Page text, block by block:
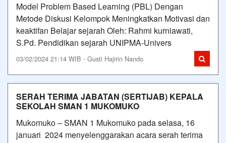
Model Problem Based Learning (PBL) Dengan
Metode Diskusi Kelompok Meningkatkan Motivasi dan
keaktifan Belajar sejarah Oleh: Rahmi kurniawati,
S.Pd. Pendidikan sejarah UNIPMA-Univers
03/02/2024 21:14 WIB - Gusti Hajirin Nando
SERAH TERIMA JABATAN (SERTIJAB) KEPALA
SEKOLAH SMAN 1 MUKOMUKO
Mukomuko – SMAN 1 Mukomuko pada selasa, 16
januari 2024 menyelenggarakan acara serah terima